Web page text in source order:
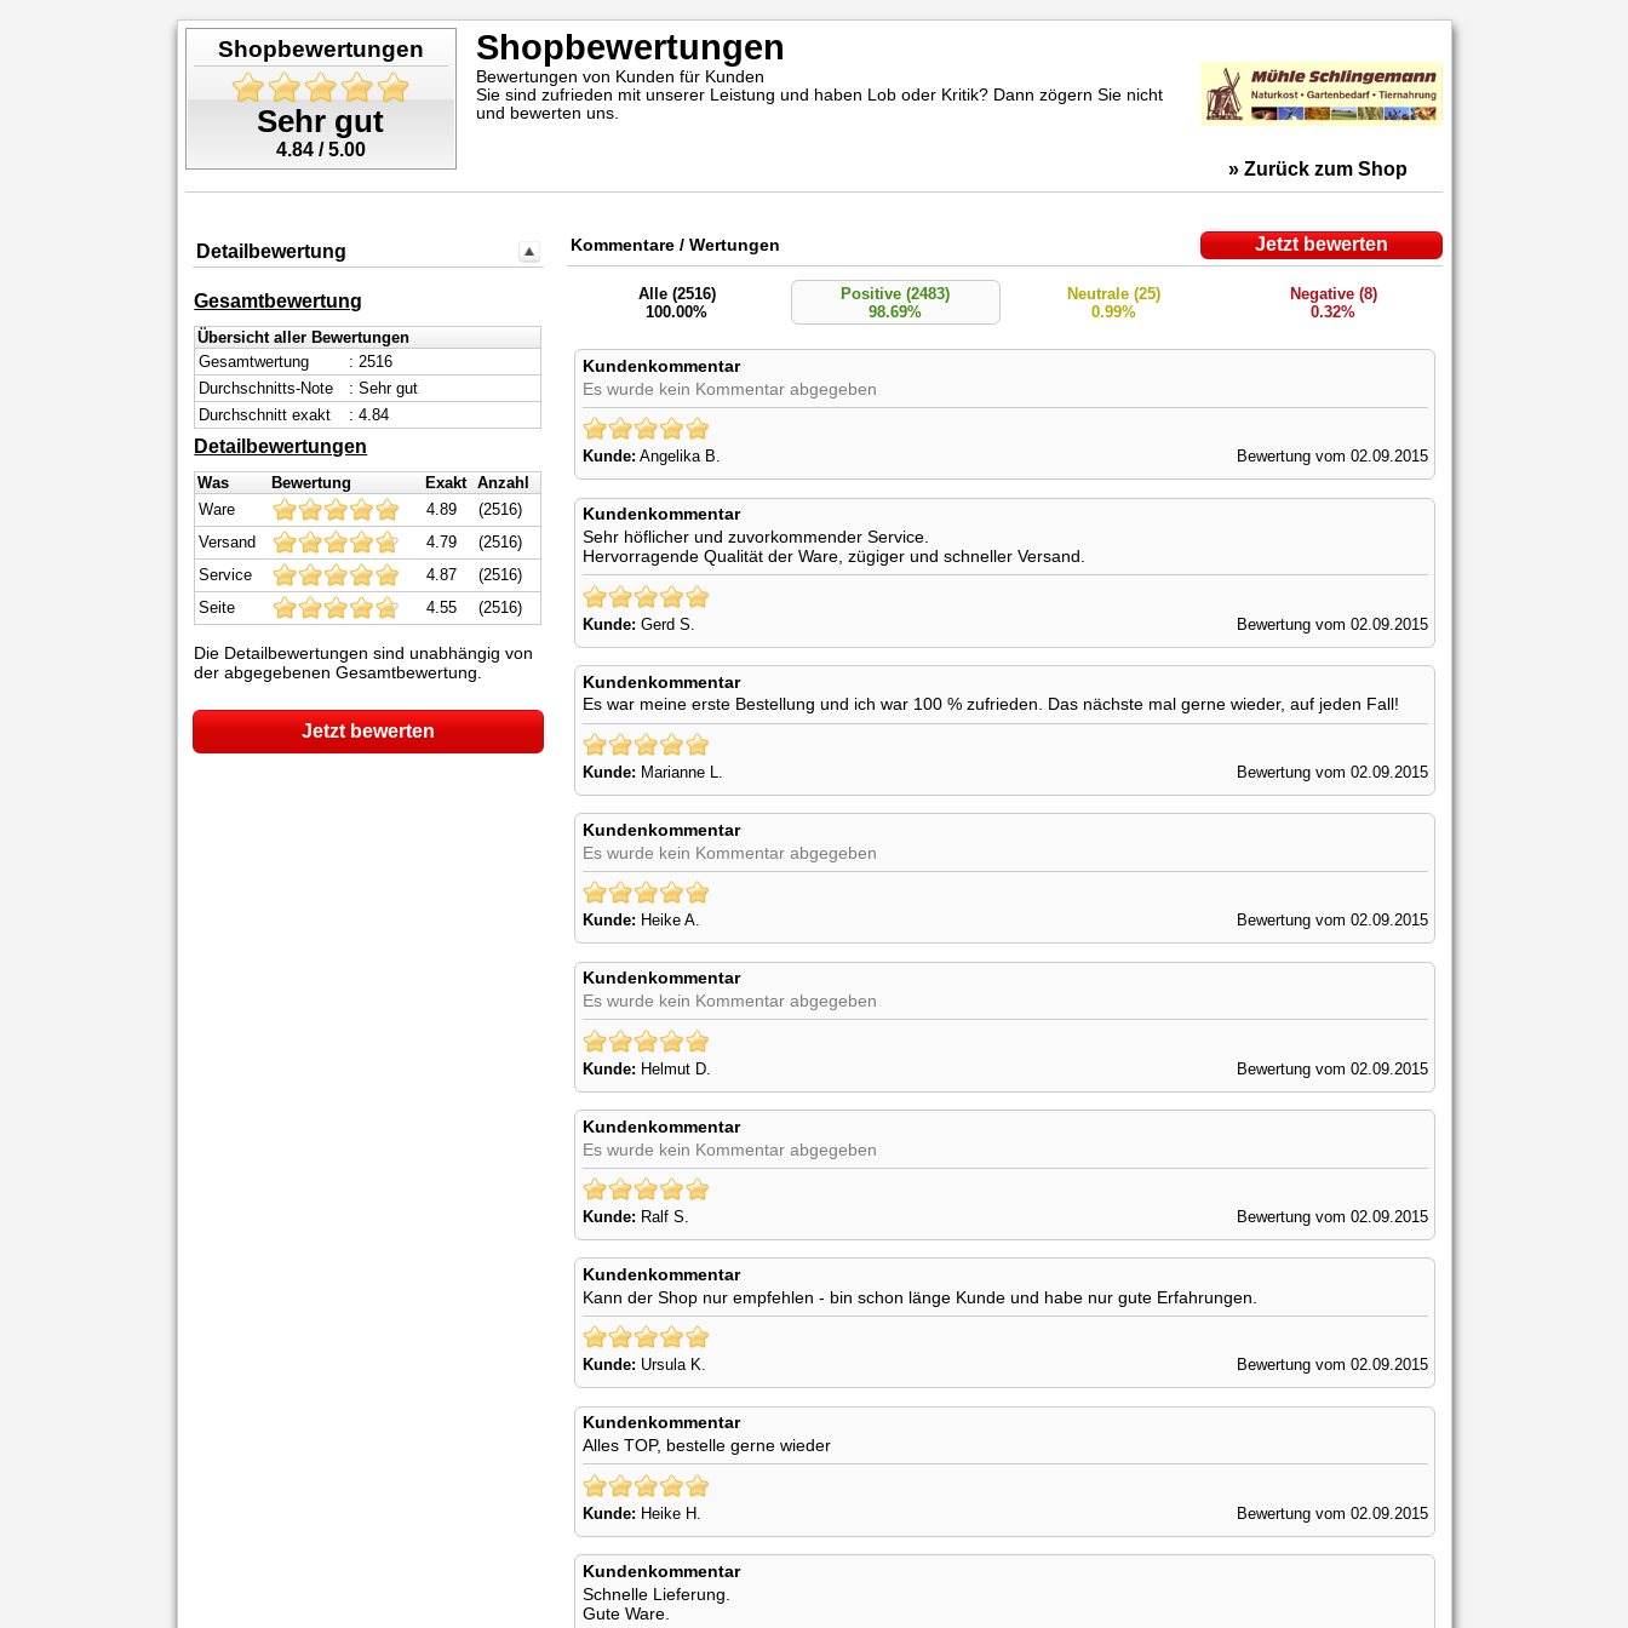
» Zurück zum Shop
Shopbewertungen
Sehr gut
4.84 / 5.00
Shopbewertungen
Bewertungen von Kunden für Kunden
Sie sind zufrieden mit unserer Leistung und haben Lob oder Kritik? Dann zögern Sie nicht
und bewerten uns.
Detailbewertung
Gesamtbewertung
Übersicht aller Bewertungen
Gesamtwertung
: 2516
Durchschnitts-Note
: Sehr gut
Durchschnitt exakt
: 4.84
Detailbewertungen
Was Bewertung Exakt Anzahl
Ware
4.89
(2516)
Versand
4.79
(2516)
Service
4.87
(2516)
Seite
4.55 (2516)
Die Detailbewertungen sind unabhängig von
der abgegebenen Gesamtbewertung.
Jetzt bewerten
Jetzt bewerten
Kommentare / Wertungen
Alle (2516)
100.00%
Positive (2483)
98.69%
Neutrale (25)
0.99%
Negative (8)
0.32%
Kundenkommentar
Es wurde kein Kommentar abgegeben
Kunde: Angelika B. Bewertung vom 02.09.2015
Kundenkommentar
Sehr höflicher und zuvorkommender Service.
Hervorragende Qualität der Ware, zügiger und schneller Versand.
Kunde: Gerd S. Bewertung vom 02.09.2015
Kundenkommentar
Es war meine erste Bestellung und ich war 100 % zufrieden. Das nächste mal gerne wieder, auf jeden Fall!
Kunde: Marianne L. Bewertung vom 02.09.2015
Kundenkommentar
Es wurde kein Kommentar abgegeben
Kunde: Heike A. Bewertung vom 02.09.2015
Kundenkommentar
Es wurde kein Kommentar abgegeben
Kunde: Helmut D. Bewertung vom 02.09.2015
Kundenkommentar
Es wurde kein Kommentar abgegeben
Kunde: Ralf S. Bewertung vom 02.09.2015
Kundenkommentar
Kann der Shop nur empfehlen - bin schon länge Kunde und habe nur gute Erfahrungen.
Kunde: Ursula K. Bewertung vom 02.09.2015
Kundenkommentar
Alles TOP, bestelle gerne wieder
Kunde: Heike H. Bewertung vom 02.09.2015
Kundenkommentar
Schnelle Lieferung.
Gute Ware.